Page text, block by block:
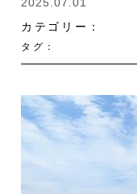
2025.07.01
カテゴリー：
タグ：